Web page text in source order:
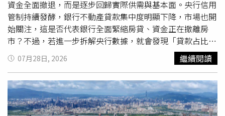
因此團隊將查詢流程整合至 LINE，希望讓民眾利用熟悉的
通訊工具，就能快速取得公開房市資訊，而不必經過繁瑣的
註冊程序。實價雷達推LINE查詢工具，民眾看房查實價登
錄免留個資。（圖片提供／實價雷達）張紘甡指出，資訊透
明已成為房市發展的重要方向，數位工具若能兼顧便利性與
個人資料保護，有助於提升民眾自主查詢意願，也讓消費者
在蒐集資訊階段能擁有更多主導權。他表示，平台設計以提
供公開資訊查詢工具為定位，不涉及仲介媒合服務，希望協
助民眾建立更完整的房屋資訊參考。觀察近年消費者使用習
慣，LINE已成為民眾最常使用的通訊工具之一，不少生活
資金全面撤退，而是逐步回歸實際供需與基本面。央行信用
管制持續發酵，銀行不動產貸款集中度明顯下降，市場也開
始關注，這是否代表銀行全面緊縮房貸、資金正在撤離房
市？不過，若進一步拆解央行數據，就會發現「貸款占比下
降」與「貸款金額減少」其實是兩回事。截至2026年5月
底，全體銀行不動產貸款集中度降至35.17%，較2024年6
月底的37.61%下降2.44個百分點；但同期不動產貸款餘額
並未縮減，反而由2025年底的15.06兆元增加至15.25兆
元，顯示銀行仍持續承作房貸，只是放款成長速度已逐步趨
緩。房貸占比降了 不代表銀行全面縮手台灣房屋趨勢中心
07月28日, 2026 繼續閱讀